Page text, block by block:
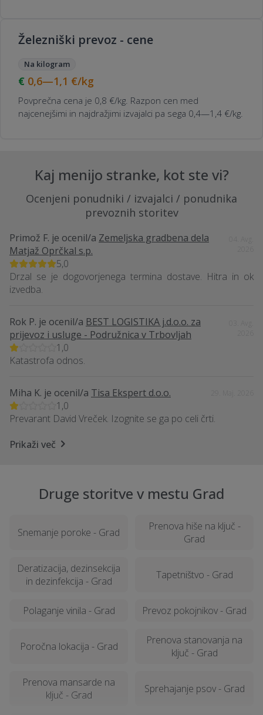
Železniški prevoz - cene
Na kilogram
0,6—1,1 €/kg
Povprečna cena je 0,8 €/kg. Razpon cen med
najcenejšimi in najdražjimi izvajalci pa sega 0,4—1,4 €/kg.
Kaj menijo stranke, kot ste vi?
Ocenjeni ponudniki / izvajalci / ponudnika
prevoznih storitev
Primož F. je ocenil/a Zemeljska gradbena dela
Matjaž Oprčkal s.p.
5,0
Drzal se je dogovorjenega termina dostave. Hitra in ok
izvedba.
Rok P. je ocenil/a BEST LOGISTIKA j.d.o.o. za
prijevoz i usluge - Podružnica v Trbovljah
1,0
Katastrofa odnos.
Miha K. je ocenil/a Tisa Ekspert d.o.o.
1,0
Prevarant David Vreček. Izognite se ga po celi črti.
Prikaži več
Druge storitve v mestu Grad
Snemanje poroke - Grad
Prenova hiše na ključ -
Grad
Deratizacija, dezinsekcija
in dezinfekcija - Grad
Tapetništvo - Grad
Polaganje vinila - Grad Prevoz pokojnikov - Grad
Poročna lokacija - Grad
Prenova stanovanja na
ključ - Grad
Prenova mansarde na
ključ - Grad
Sprehajanje psov - Grad